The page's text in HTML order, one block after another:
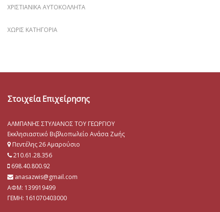
ΧΡΙΣΤΙΑΝΙΚΆ ΑΥΤΟΚΌΛΛΗΤΑ
ΧΩΡΊΣ ΚΑΤΗΓΟΡΊΑ
Στοιχεία Επιχείρησης
ΑΛΜΠΑΝΗΣ ΣΤΥΛΙΑΝΟΣ ΤΟΥ ΓΕΩΡΓΙΟΥ
Εκκλησιαστικό Βιβλιοπωλείο Ανάσα Ζωής
Πεντέλης 26 Αμαρούσιο
210.61.28.356
698.40.800.92
anasazwis@gmail.com
ΑΦΜ: 139919499
ΓΕΜΗ: 161070403000